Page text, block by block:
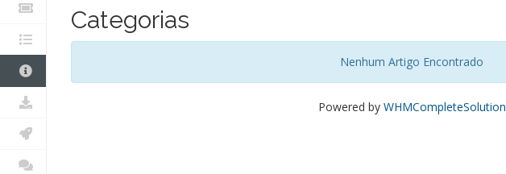
Categorias
Nenhum Artigo Encontrado
Powered by WHMCompleteSolution